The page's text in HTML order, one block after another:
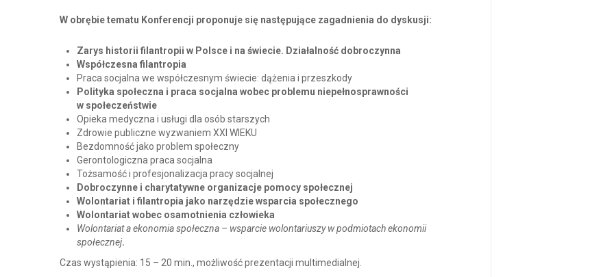
W obrębie tematu Konferencji proponuje się następujące zagadnienia do dyskusji:
Zarys historii filantropii w Polsce i na świecie. Działalność dobroczynna
Współczesna filantropia
Praca socjalna we współczesnym świecie: dążenia i przeszkody
Polityka społeczna i praca socjalna wobec problemu niepełnosprawności
w społeczeństwie
Opieka medyczna i usługi dla osób starszych
Zdrowie publiczne wyzwaniem XXI WIEKU
Bezdomność jako problem społeczny
Gerontologiczna praca socjalna
Tożsamość i profesjonalizacja pracy socjalnej
Dobroczynne i charytatywne organizacje pomocy społecznej
Wolontariat i filantropia jako narzędzie wsparcia społecznego
Wolontariat wobec osamotnienia człowieka
Wolontariat a ekonomia społeczna – wsparcie wolontariuszy w podmiotach ekonomii
społecznej.
Czas wystąpienia: 15 – 20 min., możliwość prezentacji multimedialnej.